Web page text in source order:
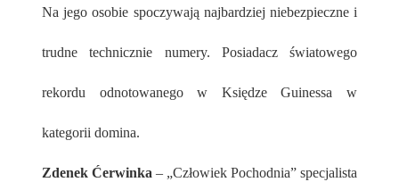
Na jego osobie spoczywają najbardziej niebezpieczne i
trudne technicznie numery. Posiadacz światowego
rekordu odnotowanego w Księdze Guinessa w
kategorii domina.
Zdenek Ćerwinka – „Człowiek Pochodnia” specjalista